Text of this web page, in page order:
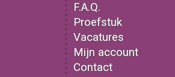
F.A.Q.
Proefstuk
Vacatures
Mijn account
Contact